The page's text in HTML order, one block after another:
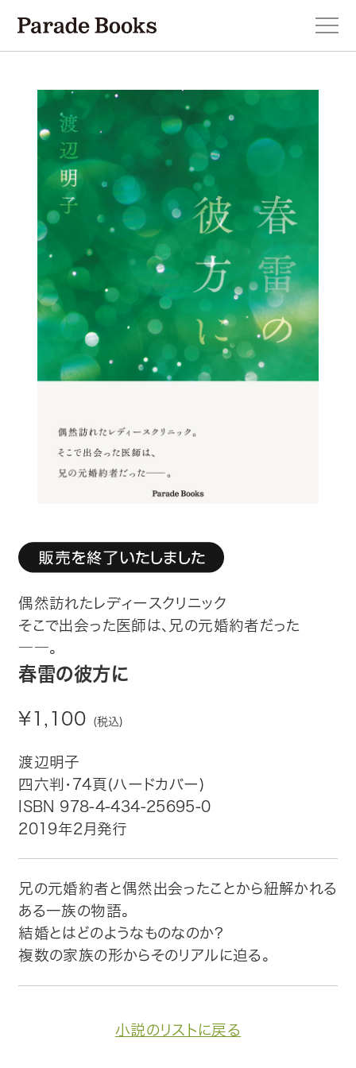
本を探す
新刊・近刊のお知らせ
おすすめ！この一冊。
小説
エッセイ・詩・ノンフィクション
趣味・カルチャー
論文・学術書・参考書
社会・思想・哲学
写真集
電子書籍
自費出版したい方
メディア紹介
お問い合わせ
画像・文章の使用について
偶然訪れたレディースクリニック
そこで出会った医師は、兄の元婚約者だった
――。
春雷の彼方に
¥1,100 (税込)
渡辺明子
四六判・74頁(ハードカバー)
ISBN 978-4-434-25695-0
2019年2月発行
兄の元婚約者と偶然出会ったことから紐解かれる
ある一族の物語。
結婚とはどのようなものなのか?
複数の家族の形からそのリアルに迫る。
小説のリストに戻る